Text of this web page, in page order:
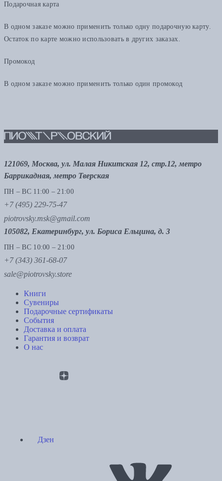
Подарочная карта
В одном заказе можно применить только одну подарочную карту.
Остаток по карте можно использовать в других заказах.
Промокод
В одном заказе можно применить только один промокод
121069, Москва, ул. Малая Никитская 12, стр.12, метро
Баррикадная, метро Тверская
ПН – ВС 11:00 – 21:00
+7 (495) 229-75-47
piotrovsky.msk@gmail.com
105082, Екатеринбург, ул. Бориса Ельцина, д. 3
ПН – ВС 10:00 – 21:00
+7 (343) 361-68-07
sale@piotrovsky.store
Книги
Сувениры
Подарочные сертификаты
События
Доставка и оплата
Гарантия и возврат
О нас
Дзен